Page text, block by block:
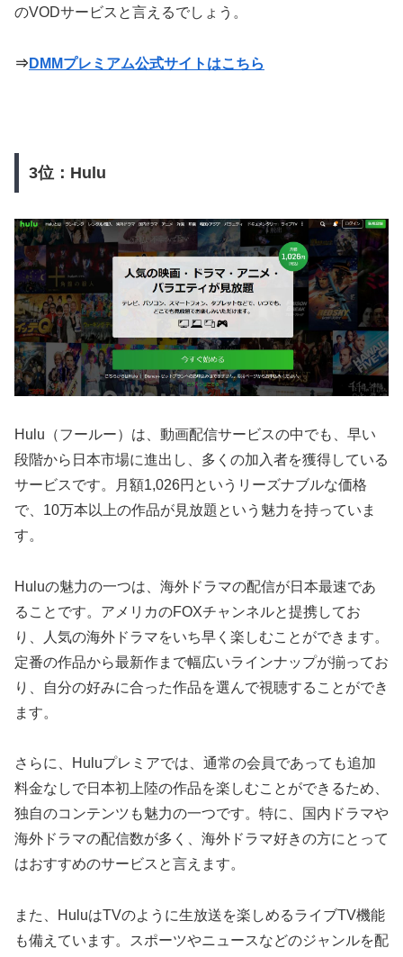
のVODサービスと言えるでしょう。
⇒ DMMプレミアム公式サイトはこちら
3位：Hulu
Hulu（フールー）は、動画配信サービスの中でも、早い
段階から日本市場に進出し、多くの加入者を獲得している
サービスです。月額1,026円というリーズナブルな価格
で、10万本以上の作品が見放題という魅力を持っていま
す。
Huluの魅力の一つは、海外ドラマの配信が日本最速であ
ることです。アメリカのFOXチャンネルと提携してお
り、人気の海外ドラマをいち早く楽しむことができます。
定番の作品から最新作まで幅広いラインナップが揃ってお
り、自分の好みに合った作品を選んで視聴することができ
ます。
さらに、Huluプレミアでは、通常の会員であっても追加
料金なしで日本初上陸の作品を楽しむことができるため、
独自のコンテンツも魅力の一つです。特に、国内ドラマや
海外ドラマの配信数が多く、海外ドラマ好きの方にとって
はおすすめのサービスと言えます。
また、HuluはTVのように生放送を楽しめるライブTV機能
も備えています。スポーツやニュースなどのジャンルを配